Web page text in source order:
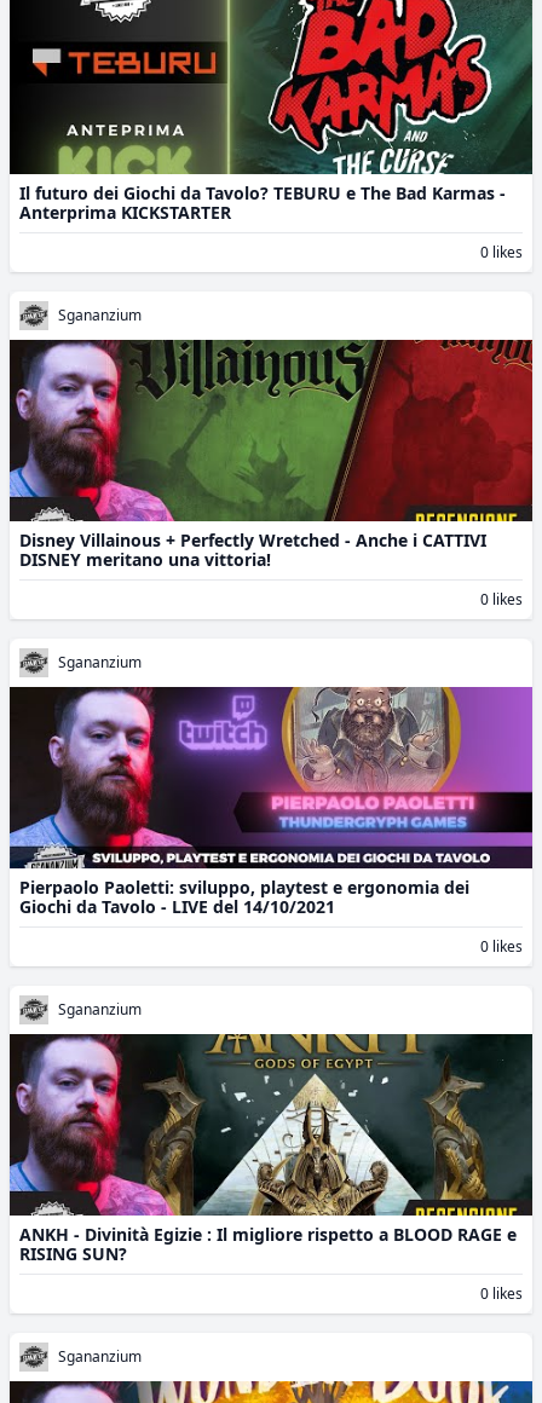
Il futuro dei Giochi da Tavolo? TEBURU e The Bad Karmas -
Anterprima KICKSTARTER
0 likes
Sgananzium
Disney Villainous + Perfectly Wretched - Anche i CATTIVI
DISNEY meritano una vittoria!
0 likes
Sgananzium
Pierpaolo Paoletti: sviluppo, playtest e ergonomia dei
Giochi da Tavolo - LIVE del 14/10/2021
0 likes
Sgananzium
ANKH - Divinità Egizie : Il migliore rispetto a BLOOD RAGE e
RISING SUN?
0 likes
Sgananzium